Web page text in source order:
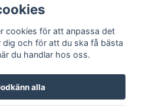
med barnsmycken, tyllkjolar &
cookies för att anpassa det
dig och för att du ska få bästa
du handlar hos oss.
alla